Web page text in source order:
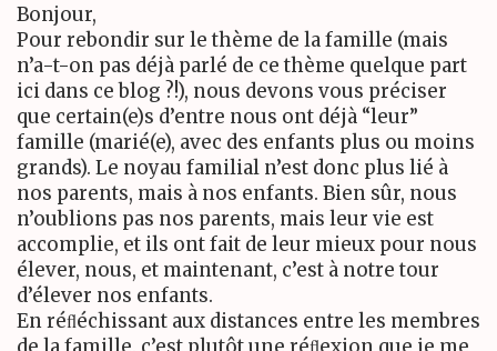
Bonjour,
Pour rebondir sur le thème de la famille (mais
n’a-t-on pas déjà parlé de ce thème quelque part
ici dans ce blog ?!), nous devons vous préciser
que certain(e)s d’entre nous ont déjà “leur”
famille (marié(e), avec des enfants plus ou moins
grands). Le noyau familial n’est donc plus lié à
nos parents, mais à nos enfants. Bien sûr, nous
n’oublions pas nos parents, mais leur vie est
accomplie, et ils ont fait de leur mieux pour nous
élever, nous, et maintenant, c’est à notre tour
d’élever nos enfants.
En réﬂéchissant aux distances entre les membres